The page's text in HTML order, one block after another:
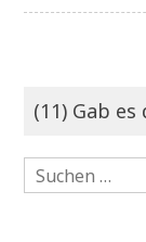
(11) Gab
Suchen
nach: